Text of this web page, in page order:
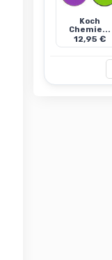
Koch
Chemie...
12,95 €